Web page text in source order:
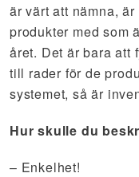
är värt att nämna,
produkter med som
året. Det är bara att
till rader för de
systemet, så är
Hur skulle du
– Enkelhet!